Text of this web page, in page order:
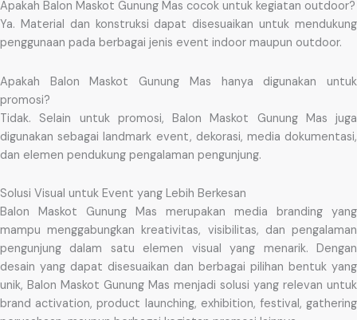
Apakah Balon Maskot Gunung Mas cocok untuk kegiatan outdoor?
Ya. Material dan konstruksi dapat disesuaikan untuk mendukung
penggunaan pada berbagai jenis event indoor maupun outdoor.
Apakah Balon Maskot Gunung Mas hanya digunakan untuk
promosi?
Tidak. Selain untuk promosi, Balon Maskot Gunung Mas juga
digunakan sebagai landmark event, dekorasi, media dokumentasi,
dan elemen pendukung pengalaman pengunjung.
Solusi Visual untuk Event yang Lebih Berkesan
Balon Maskot Gunung Mas merupakan media branding yang
mampu menggabungkan kreativitas, visibilitas, dan pengalaman
pengunjung dalam satu elemen visual yang menarik. Dengan
desain yang dapat disesuaikan dan berbagai pilihan bentuk yang
unik, Balon Maskot Gunung Mas menjadi solusi yang relevan untuk
brand activation, product launching, exhibition, festival, gathering